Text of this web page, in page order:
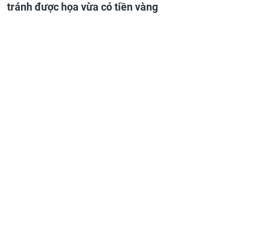
tránh được họa vừa có tiền vàng